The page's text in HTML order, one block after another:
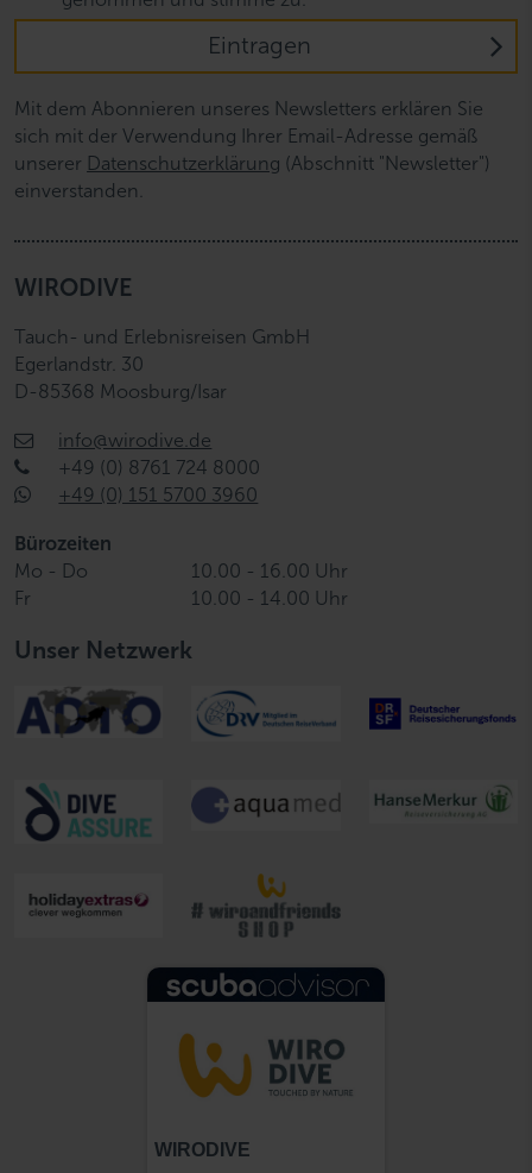
Eintragen
Mit dem Abonnieren unseres Newsletters erklären Sie
sich mit der Verwendung Ihrer Email-Adresse gemäß
unserer Datenschutzerklärung (Abschnitt "Newsletter")
einverstanden.
WIRODIVE
Tauch- und Erlebnisreisen GmbH
Egerlandstr. 30
D-85368 Moosburg/Isar
info@wirodive.de
+49 (0) 8761 724 8000
+49 (0) 151 5700 3960
Bürozeiten
Mo - Do
10.00 - 16.00 Uhr
Fr
10.00 - 14.00 Uhr
Unser Netzwerk
WIRODIVE